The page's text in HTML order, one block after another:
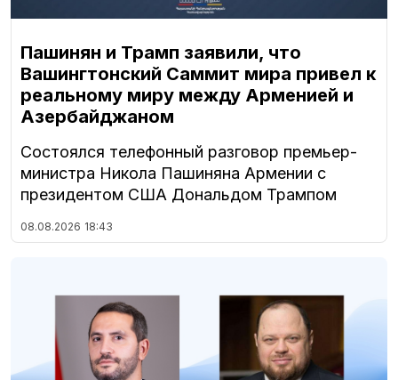
Пашинян и Трамп заявили, что
Вашингтонский Саммит мира привел к
реальному миру между Арменией и
Азербайджаном
Состоялся телефонный разговор премьер-
министра Никола Пашиняна Армении с
президентом США Дональдом Трампом
08.08.2026 18:43